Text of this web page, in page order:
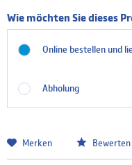
Wie möchten Sie dieses
Online bestellen und
Abholung
Merken Bewerten